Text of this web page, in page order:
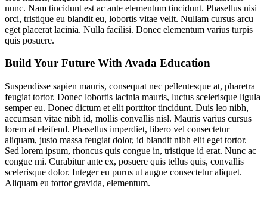
nunc. Nam tincidunt est ac ante elementum tincidunt. Phasellus nisi
orci, tristique eu blandit eu, lobortis vitae velit. Nullam cursus arcu
eget placerat lacinia. Nulla facilisi. Donec elementum varius turpis
quis posuere.
Build Your Future With Avada Education
Suspendisse sapien mauris, consequat nec pellentesque at, pharetra
feugiat tortor. Donec lobortis lacinia mauris, luctus scelerisque ligula
semper eu. Donec dictum et elit porttitor tincidunt. Duis leo nibh,
accumsan vitae nibh id, mollis convallis nisl. Mauris varius cursus
lorem at eleifend. Phasellus imperdiet, libero vel consectetur
aliquam, justo massa feugiat dolor, id blandit nibh elit eget tortor.
Sed lorem ipsum, rhoncus quis congue in, tristique id erat. Nunc ac
congue mi. Curabitur ante ex, posuere quis tellus quis, convallis
scelerisque dolor. Integer eu purus ut augue consectetur aliquet.
Aliquam eu tortor gravida, elementum.